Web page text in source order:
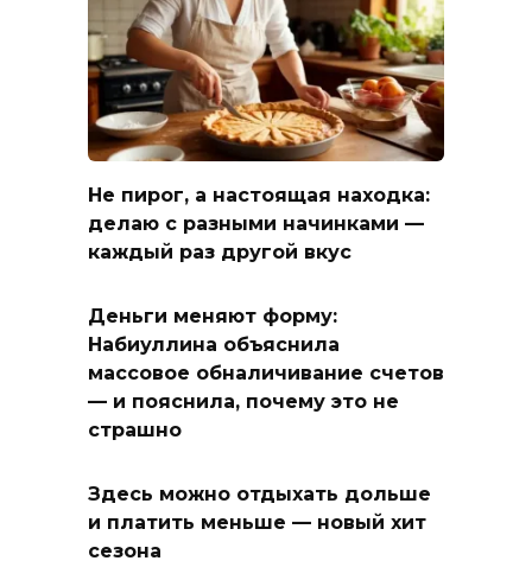
Не пирог, а настоящая находка:
делаю с разными начинками —
каждый раз другой вкус
Деньги меняют форму:
Набиуллина объяснила
массовое обналичивание счетов
— и пояснила, почему это не
страшно
Здесь можно отдыхать дольше
и платить меньше — новый хит
сезона